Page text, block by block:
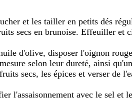
et les tailler en petits dés
secs en brunoise. Effeuiller et
d'olive, disposer l'oignon
selon leur dureté, ainsi
secs, les épices et verser de
l'assaisonnement avec le sel et